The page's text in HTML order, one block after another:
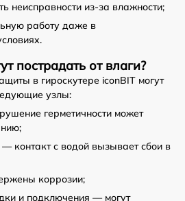
неисправности из-за влажности;
работу даже в
пострадать от влаги?
в гироскутере iconBIT могут
узлы:
герметичности может
— контакт с водой вызывает сбои в
коррозии;
и подключения — могут